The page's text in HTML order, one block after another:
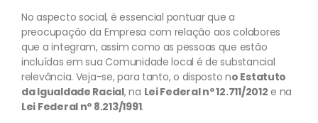
No aspecto social, é essencial pontuar que a
preocupação da Empresa com relação aos colabores
que a integram, assim como as pessoas que estão
incluídas em sua Comunidade local é de substancial
relevância. Veja-se, para tanto, o disposto no Estatuto
da Igualdade Racial, na Lei Federal nº 12.711/2012 e na
Lei Federal nº 8.213/1991.